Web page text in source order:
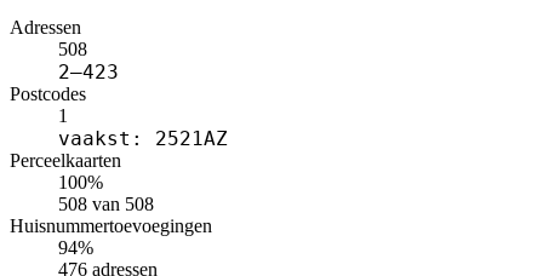
Adressen
508
2–423
Postcodes
1
vaakst: 2521AZ
Perceelkaarten
100%
508 van 508
Huisnummertoevoegingen
94%
476 adressen